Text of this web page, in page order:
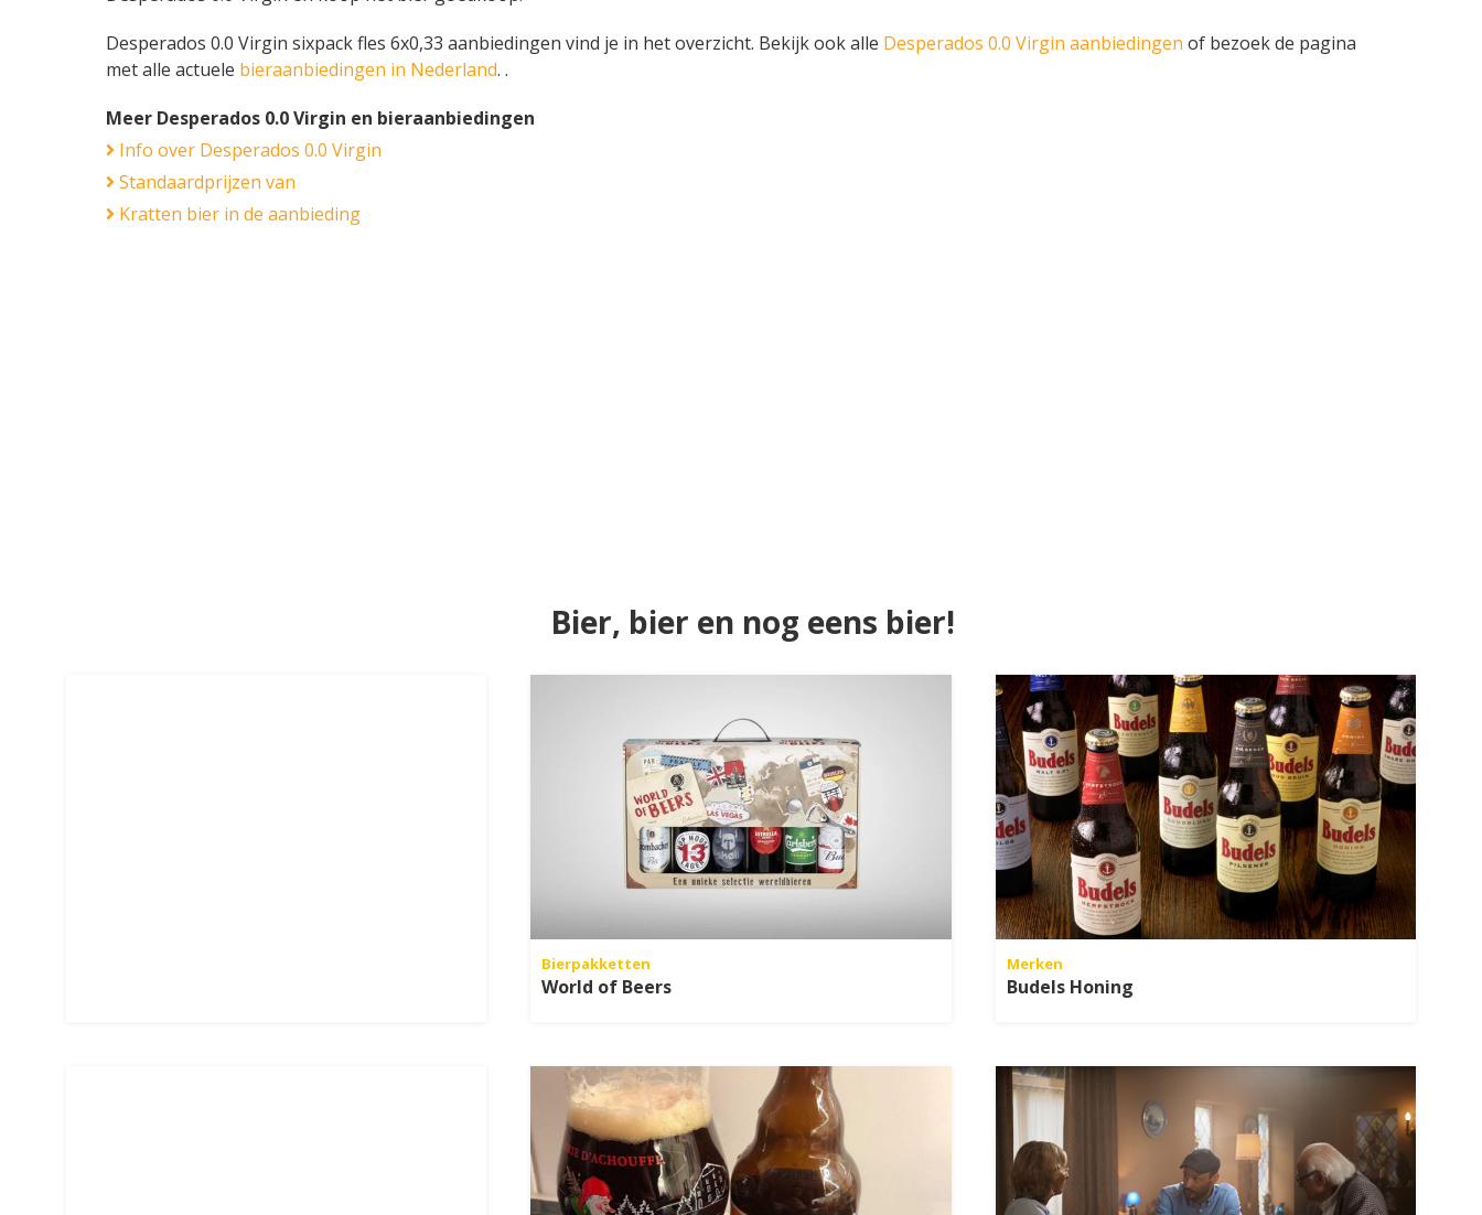
Desperados 0.0 Virgin sixpack fles 6x0,33 aanbiedingen vind je in het overzicht. Bekijk ook alle Desperados 0.0 Virgin aanbiedingen of bezoek de pagina
met alle actuele bieraanbiedingen in Nederland. .
Meer Desperados 0.0 Virgin en bieraanbiedingen
Info over Desperados 0.0 Virgin
Standaardprijzen van
Kratten bier in de aanbieding
Bier, bier en nog eens bier!
Bierpakketten
World of Beers
Merken
Budels Honing